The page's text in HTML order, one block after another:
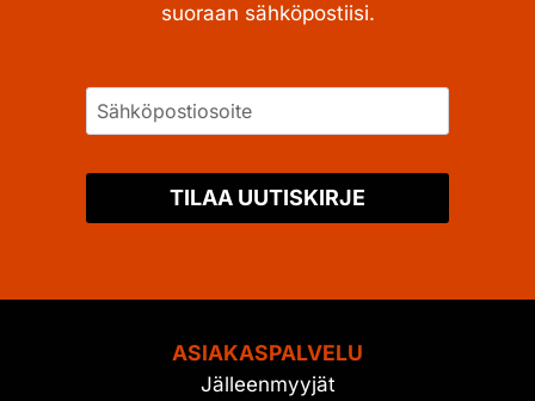
suoraan sähköpostiisi.
TILAA UUTISKIRJE
ASIAKASPALVELU
Jälleenmyyjät